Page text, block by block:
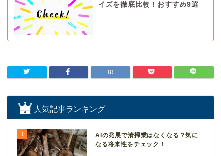
イズを徹底比較！おすすめ9選
人気記事ランキング
1
AIの発展で清掃業はなくなる？気に
なる将来性をチェック！